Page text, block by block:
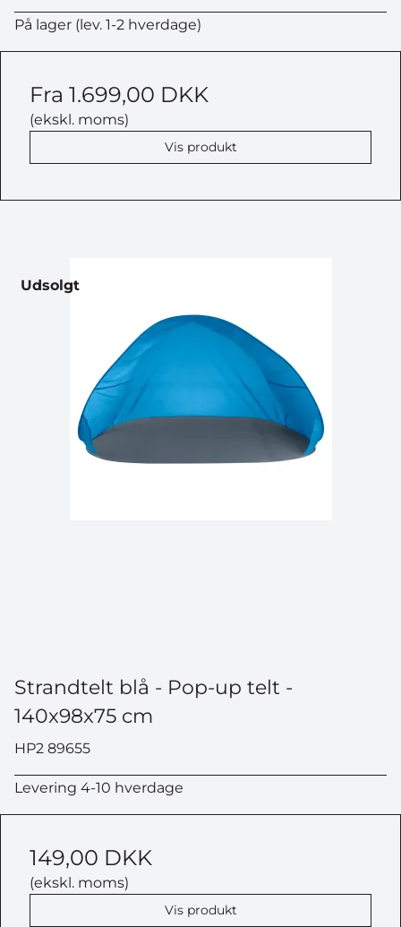
På lager (lev. 1-2 hverdage)
Fra 1.699,00 DKK
(ekskl. moms)
Vis produkt
Udsolgt
Strandtelt blå - Pop-up telt -
140x98x75 cm
HP2 89655
Levering 4-10 hverdage
149,00 DKK
(ekskl. moms)
Vis produkt